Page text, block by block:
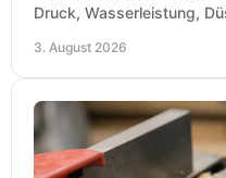
Druck, Wasserleistung,
3. August 2026